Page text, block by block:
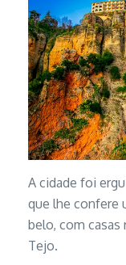
A cidade foi
que lhe confere
belo, com casas
Tejo.